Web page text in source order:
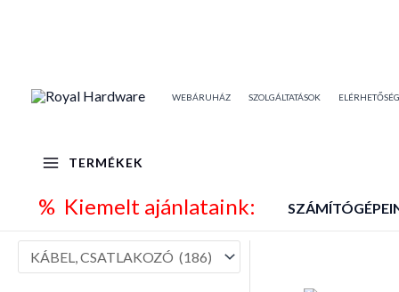
WEBÁRUHÁZ SZOLGÁLTATÁSOK ELÉRHETŐSÉG
TERMÉKEK
% Kiemelt ajánlataink: